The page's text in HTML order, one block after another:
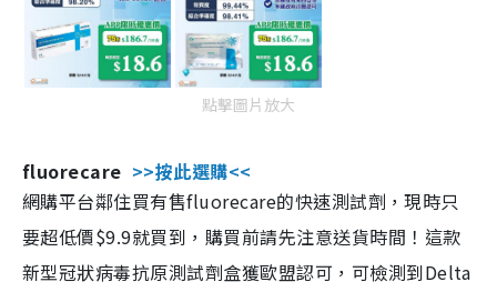
點擊圖片放大
fluorecare >>按此選購<<
網購平台鄰住買有售fluorecare的快速測試劑，現時只
要超低價$9.9就買到，購買前請先注意送貨時間！這款
新型冠狀病毒抗原測試劑盒獲歐盟認可，可檢測到Delta